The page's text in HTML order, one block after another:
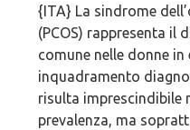
{ITA} La sindrome
(PCOS) rappresenta il
comune nelle donne
inquadramento
risulta imprescindibile
prevalenza, ma